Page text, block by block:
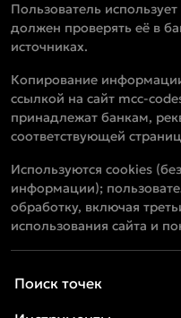
Пользователь
должен проверять её в
источниках.
Копирование
ссылкой на сайт mcc-
принадлежат банкам,
соответствующей
Используются cookies
информации);
обработку, включая
использования сайта и
Поиск точек